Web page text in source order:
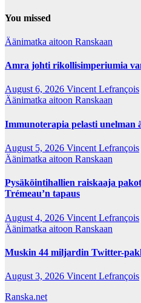
You missed
Äänimatka aitoon Ranskaan
Amra johti rikollisimperiumia
August 6, 2026 Vincent Lefrançois
Äänimatka aitoon Ranskaan
Immunoterapia pelasti unelman
August 5, 2026 Vincent Lefrançois
Äänimatka aitoon Ranskaan
Pysäköintihallien raiskaaja
Trémeau’n tapaus
August 4, 2026 Vincent Lefrançois
Äänimatka aitoon Ranskaan
Muskin 44 miljardin Twitter-
August 3, 2026 Vincent Lefrançois
Ranska.net